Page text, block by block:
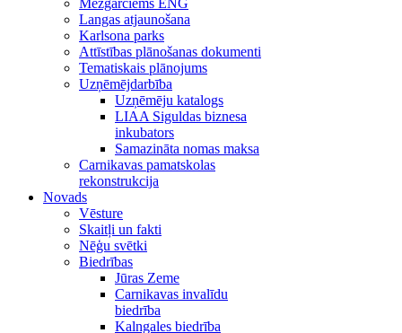
Mežgarciems ENG
Langas atjaunošana
Karlsona parks
Attīstības plānošanas dokumenti
Tematiskais plānojums
Uzņēmējdarbība
Uzņēmēju katalogs
LIAA Siguldas biznesa
inkubators
Samazināta nomas maksa
Carnikavas pamatskolas
rekonstrukcija
Novads
Vēsture
Skaitļi un fakti
Nēģu svētki
Biedrības
Jūras Zeme
Carnikavas invalīdu
biedrība
Kalngales biedrība